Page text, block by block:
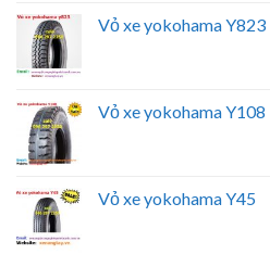
Vỏ xe yokohama Y823
Vỏ xe yokohama Y108
Vỏ xe yokohama Y45